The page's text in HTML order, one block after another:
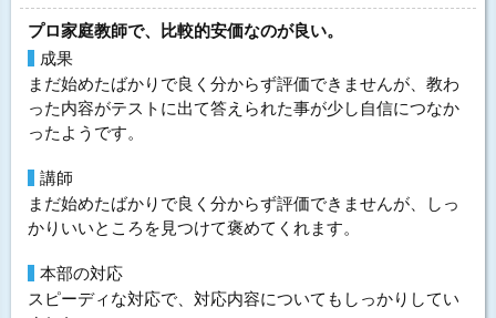
プロ家庭教師で、比較的安価なのが良い。
成果
まだ始めたばかりで良く分からず評価できませんが、教わ
った内容がテストに出て答えられた事が少し自信につなか
ったようです。
講師
まだ始めたばかりで良く分からず評価できませんが、しっ
かりいいところを見つけて褒めてくれます。
本部の対応
スピーディな対応で、対応内容についてもしっかりしてい